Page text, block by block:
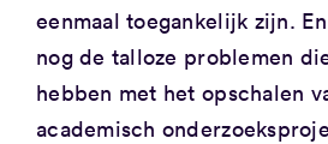
eenmaal toegankelijk zijn.
nog de talloze problemen
hebben met het opschalen
academisch